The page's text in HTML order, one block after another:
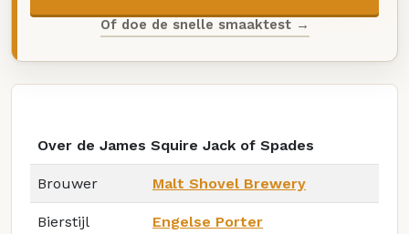
Of doe de snelle smaaktest →
Over de James Squire Jack of Spades
Brouwer Malt Shovel Brewery
Bierstijl Engelse Porter